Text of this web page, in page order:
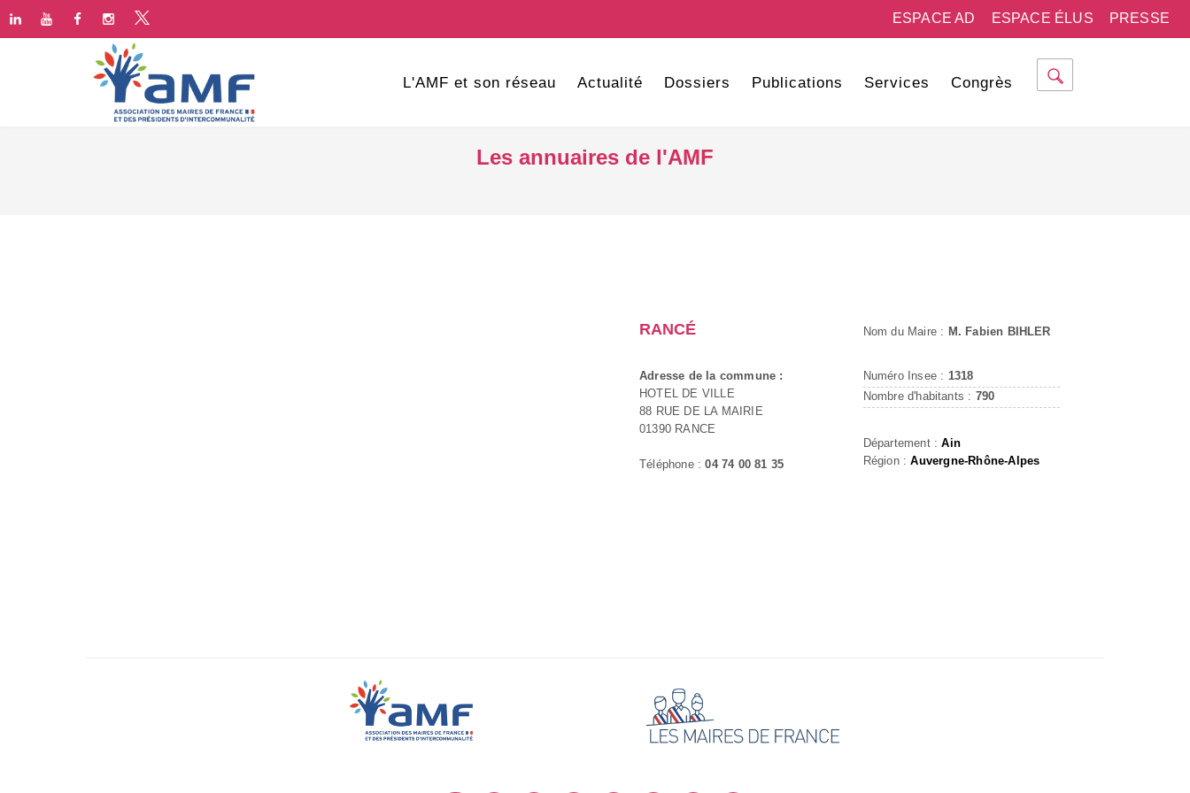
PRESSE
ESPACE ÉLUS
ESPACE AD
L'AMF et son réseau Actualité Dossiers Publications Services Congrès
Les annuaires de l'AMF
RANCÉ
Adresse de la commune :
HOTEL DE VILLE
88 RUE DE LA MAIRIE
01390 RANCE
Téléphone :04 74 00 81 35
Nom du Maire : M. Fabien BIHLER
Numéro Insee : 1318
Nombre d'habitants : 790
Département :Ain
Région :Auvergne-Rhône-Alpes